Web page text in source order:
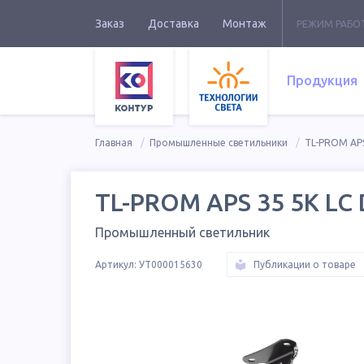
Заказ Доставка Монтаж РЕЖИМ
Продукция
Главная Промышленные светильники TL-PROM
TL-PROM APS 35 5K LC
Промышленный светильник
Артикул: УТ000015630 Публикации о товаре